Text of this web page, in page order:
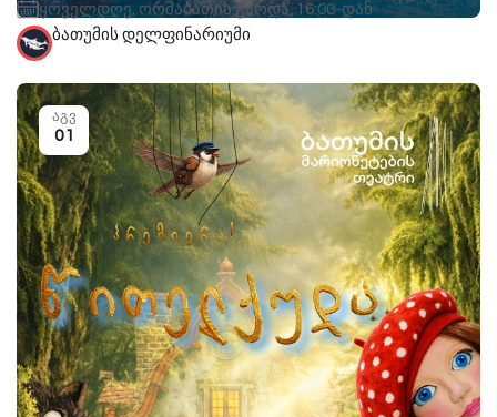
ყოველდღე, ორშაბათის გარდა, 16:00-დან
ბათუმის დელფინარიუმი
აგვ
01